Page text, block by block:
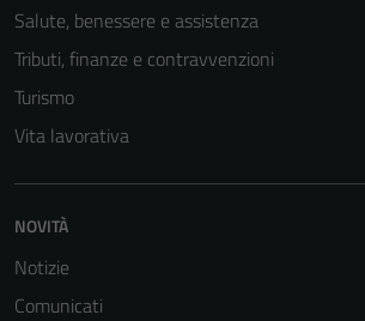
Salute, benessere e assistenza
Tributi, finanze e contravvenzioni
Turismo
Vita lavorativa
NOVITÀ
Notizie
Comunicati